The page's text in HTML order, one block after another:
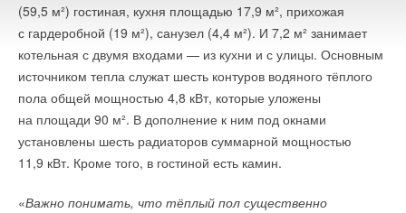
(59,5 м²) гостиная, кухня площадью 17,9 м², прихожая
с гардеробной (19 м²), санузел (4,4 м²). И 7,2 м² занимает
котельная с двумя входами — из кухни и с улицы. Основным
источником тепла служат шесть контуров водяного тёплого
пола общей мощностью 4,8 кВт, которые уложены
на площади 90 м². В дополнение к ним под окнами
установлены шесть радиаторов суммарной мощностью
11,9 кВт. Кроме того, в гостиной есть камин.
«Важно понимать, что тёплый пол существенно